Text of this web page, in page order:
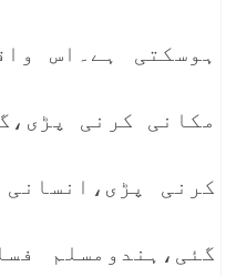
ہوسکتی ہے۔اس
مکانی کرنی
کرنی
گئی،ہندومسلم